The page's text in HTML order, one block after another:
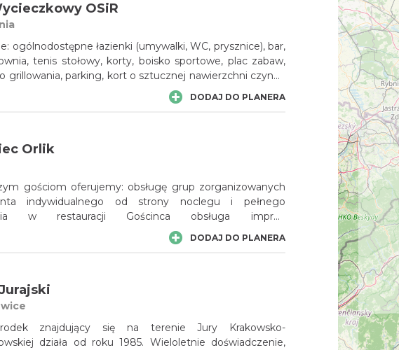
OSiR
ogólnodostępne łazienki (umywalki, WC, prysznice), bar,
tenis stołowy, korty, boisko sportowe, plac zabaw,
grillowania, parking, kort o sztucznej nawierzchni czynny
od 8.00 do 20.00.
DODAJ DO PLANERA
Orlik
oferujemy: obsługę grup zorganizowanych
indywidualnego od strony noclegu i pełnego
w restauracji Gościnca obsługa imprez
( do 50 osób ) 50 miejsc noclegowych
Wszystkie pokoje z pełnym węzłem
DODAJ DO PLANERA
znajdujący się na terenie Jury Krakowsko-
działa od roku 1985. Wieloletnie doświadczenie,